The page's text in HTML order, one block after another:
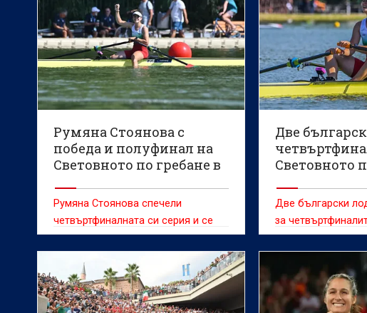
Румяна Стоянова с
победа и полуфинал на
Световното по гребане в
Румяна Стоянова спечели
четвъртфиналната си серия и се
класира на полуфинал в женския
скиф на Световното първенство
по гребане до 19 г. в Пловдив.
Две
Световното
Две български
за
първенство по
жени до 19
провежда в